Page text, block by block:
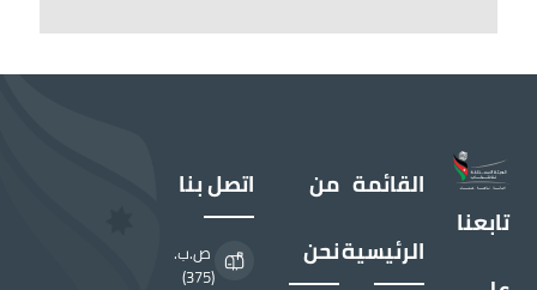
تابعنا
القائمة
الرئيسية
من
نحن
اتصل بنا
ص.ب.
(375)